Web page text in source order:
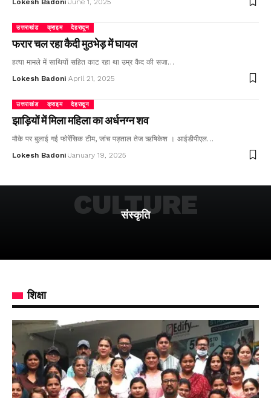
Lokesh Badoni June 1, 2025
उत्तराखंड क्राइम देहरादून
फरार चल रहा कैदी मुठभेड़ में घायल
हत्या मामले में साथियों सहित काट रहा था उम्र कैद की सजा…
Lokesh Badoni April 21, 2025
उत्तराखंड क्राइम देहरादून
झाड़ियों में मिला महिला का अर्धनग्न शव
मौके पर बुलाई गई फोरेंसिक टीम, जांच पड़ताल तेज ऋषिकेश । आईडीपीएल…
Lokesh Badoni January 19, 2025
संस्कृति
CULTURE
शिक्षा